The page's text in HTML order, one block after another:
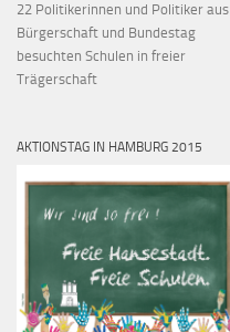
22 Politikerinnen und Politiker aus
Bürgerschaft und Bundestag
besuchten Schulen in freier
Trägerschaft
AKTIONSTAG IN HAMBURG 2015